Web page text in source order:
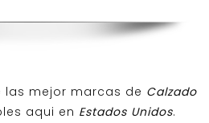
las mejor marcas de Calzado
aqui en Estados Unidos.